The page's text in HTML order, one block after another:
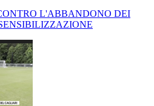
L'ABBANDONO DEI